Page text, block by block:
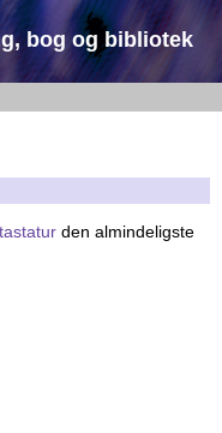
bog og bibliotek
tastatur den almindeligste